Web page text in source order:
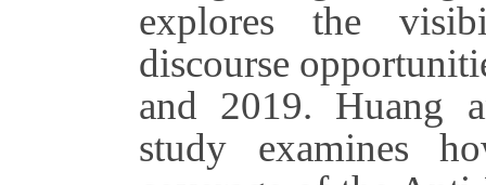
explores the
discourse
and 2019. Huang
study examines